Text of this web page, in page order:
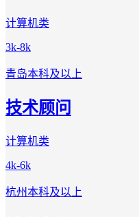
计算机类
3k-8k
青岛本科及以上
技术顾问
计算机类
4k-6k
杭州本科及以上